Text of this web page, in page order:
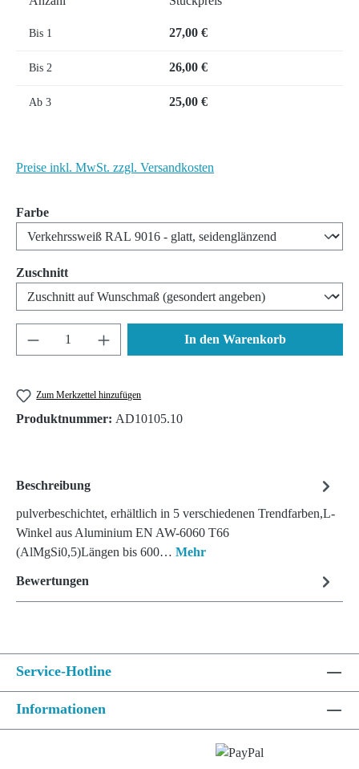
Bis 1 27,00 €
Bis 2 26,00 €
Ab 3 25,00 €
Preise inkl. MwSt. zzgl. Versandkosten
Farbeauswählen
Zuschnittauswählen
Produkt Anzahl: Gib den gewünschten Wert
In den Warenkorb
Zum Merkzettel hinzufügen
Produktnummer: AD10105.10
Beschreibung
pulverbeschichtet, erhältlich in 5 verschiedenen Trendfarben,L-
Winkel aus Aluminium EN AW-6060 T66
(AlMgSi0,5)Längen bis 600… Mehr
Bewertungen
Service-Hotline
Informationen